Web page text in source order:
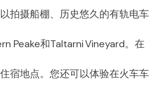
拍摄船棚、历史悠久的有轨电车
Peake和Taltarni Vineyard。在
宿地点。您还可以体验在火车车